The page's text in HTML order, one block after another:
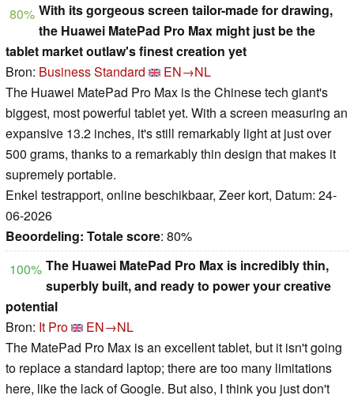
80% With its gorgeous screen tailor-made for drawing,
the Huawei MatePad Pro Max might just be the
tablet market outlaw's finest creation yet
Bron: Business Standard
EN→NL
The Huawei MatePad Pro Max is the Chinese tech giant's
biggest, most powerful tablet yet. With a screen measuring an
expansive 13.2 inches, it's still remarkably light at just over
500 grams, thanks to a remarkably thin design that makes it
supremely portable.
Enkel testrapport, online beschikbaar, Zeer kort, Datum: 24-
06-2026
Beoordeling: Totale score: 80%
100% The Huawei MatePad Pro Max is incredibly thin,
superbly built, and ready to power your creative
potential
Bron: It Pro
EN→NL
The MatePad Pro Max is an excellent tablet, but it isn't going
to replace a standard laptop; there are too many limitations
here, like the lack of Google. But also, I think you just don't